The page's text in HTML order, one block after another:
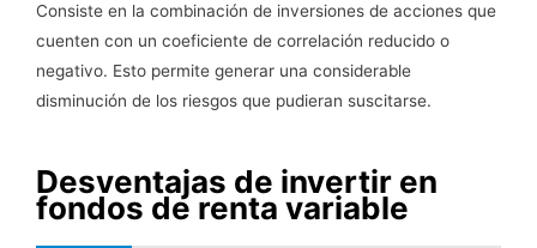
Consiste en la combinación de inversiones de acciones que
cuenten con un coeficiente de correlación reducido o
negativo. Esto permite generar una considerable
disminución de los riesgos que pudieran suscitarse.
Desventajas de invertir en
fondos de renta variable